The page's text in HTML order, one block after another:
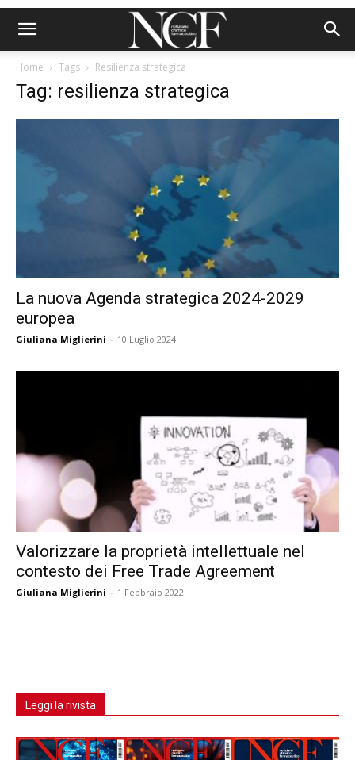
Home Tags Resilienza strategica
Tag: resilienza strategica
La nuova Agenda strategica 2024-2029
europea
Giuliana Miglierini - 10 Luglio 2024
Valorizzare la proprietà intellettuale nel
contesto dei Free Trade Agreement
Giuliana Miglierini - 1 Febbraio 2022
Leggi la rivista